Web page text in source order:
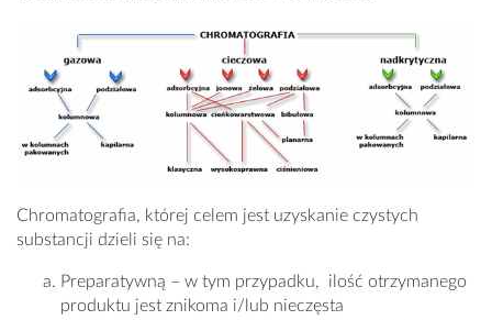
Chromatografia, której celem jest uzyskanie czystych
substancji dzieli się na:
Preparatywną – w tym przypadku, ilość otrzymanego
produktu jest znikoma i/lub nieczęsta